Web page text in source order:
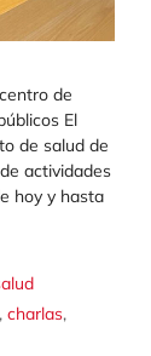
de
El
de salud de
actividades
hoy y hasta
,charlas,